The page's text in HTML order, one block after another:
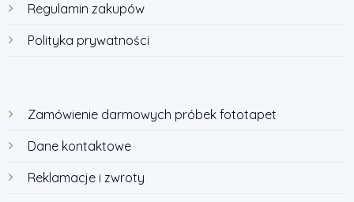
Regulamin zakupów
Polityka prywatności
Zamówienie darmowych próbek fototapet
Dane kontaktowe
Reklamacje i zwroty